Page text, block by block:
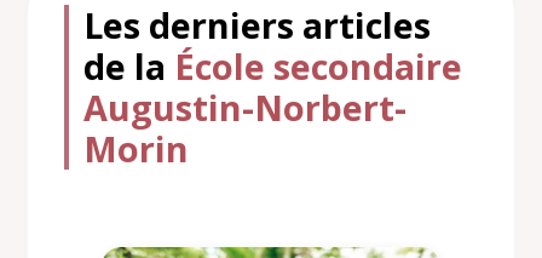
Les derniers articles
de la École secondaire
Augustin-Norbert-
Morin